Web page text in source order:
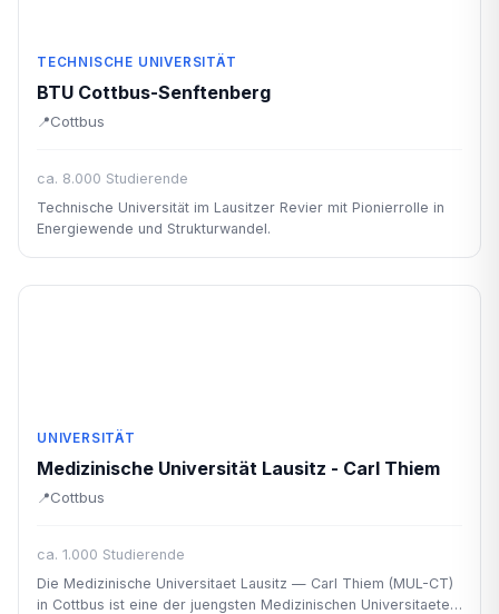
TECHNISCHE UNIVERSITÄT
BTU Cottbus-Senftenberg
Cottbus
ca. 8.000 Studierende
Technische Universität im Lausitzer Revier mit Pionierrolle in
Energiewende und Strukturwandel.
UNIVERSITÄT
Medizinische Universität Lausitz - Carl Thiem
Cottbus
ca. 1.000 Studierende
Die Medizinische Universitaet Lausitz — Carl Thiem (MUL-CT)
in Cottbus ist eine der juengsten Medizinischen Universitaeten